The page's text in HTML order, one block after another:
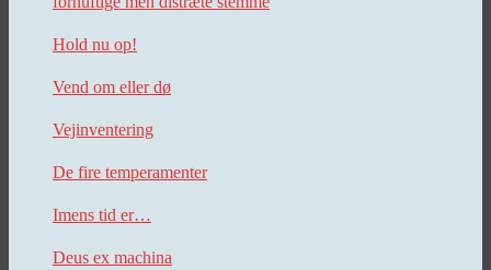
Hold nu op!
Vend om eller dø
Vejinventering
De fire temperamenter
Imens tid er…
Deus ex machina